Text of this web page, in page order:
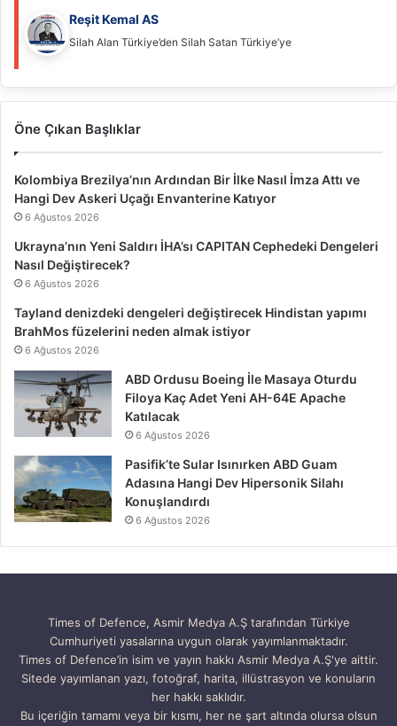
Reşit Kemal AS
Silah Alan Türkiye’den Silah Satan Türkiye’ye
Öne Çıkan Başlıklar
Kolombiya Brezilya’nın Ardından Bir İlke Nasıl İmza Attı ve
Hangi Dev Askeri Uçağı Envanterine Katıyor
6 Ağustos 2026
Ukrayna’nın Yeni Saldırı İHA’sı CAPITAN Cephedeki Dengeleri
Nasıl Değiştirecek?
6 Ağustos 2026
Tayland denizdeki dengeleri değiştirecek Hindistan yapımı
BrahMos füzelerini neden almak istiyor
6 Ağustos 2026
ABD Ordusu Boeing İle Masaya Oturdu
Filoya Kaç Adet Yeni AH-64E Apache
Katılacak
6 Ağustos 2026
Pasifik’te Sular Isınırken ABD Guam
Adasına Hangi Dev Hipersonik Silahı
Konuşlandırdı
6 Ağustos 2026
Times of Defence, Asmir Medya A.Ş tarafından Türkiye
Cumhuriyeti yasalarına uygun olarak yayımlanmaktadır.
Times of Defence’in isim ve yayın hakkı Asmir Medya A.Ş'ye aittir.
Sitede yayımlanan yazı, fotoğraf, harita, illüstrasyon ve konuların
her hakkı saklıdır.
Bu içeriğin tamamı veya bir kısmı, her ne şart altında olursa olsun